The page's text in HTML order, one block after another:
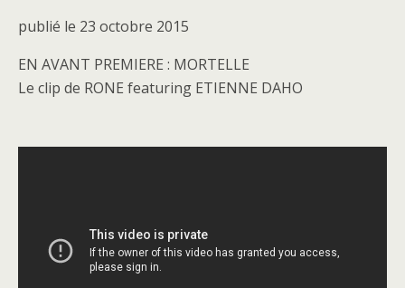
publié le 23 octobre 2015
EN AVANT PREMIERE : MORTELLE
Le clip de RONE featuring ETIENNE DAHO